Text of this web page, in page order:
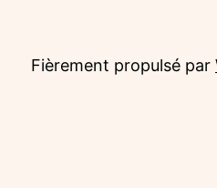
Fièrement propulsé par